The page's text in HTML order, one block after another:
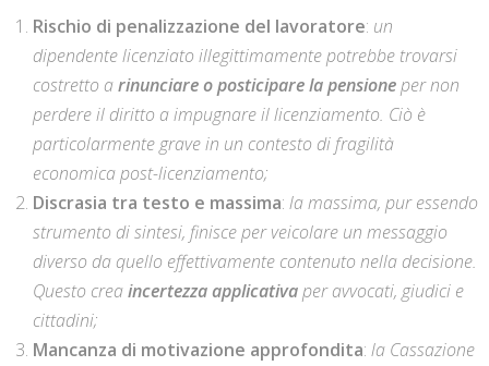
Rischio di penalizzazione del lavoratore: un
dipendente licenziato illegittimamente potrebbe trovarsi
costretto arinunciare o posticipare la pensioneper non
perdere il diritto a impugnare il licenziamento. Ciò è
particolarmente grave in un contesto di fragilità
economica post-licenziamento;
Discrasia tra testo e massima: la massima, pur essendo
strumento di sintesi, finisce per veicolare un messaggio
diverso da quello effettivamente contenuto nella decisione.
Questo creaincertezza applicativaper avvocati, giudici e
cittadini;
Mancanza di motivazione approfondita: la Cassazione